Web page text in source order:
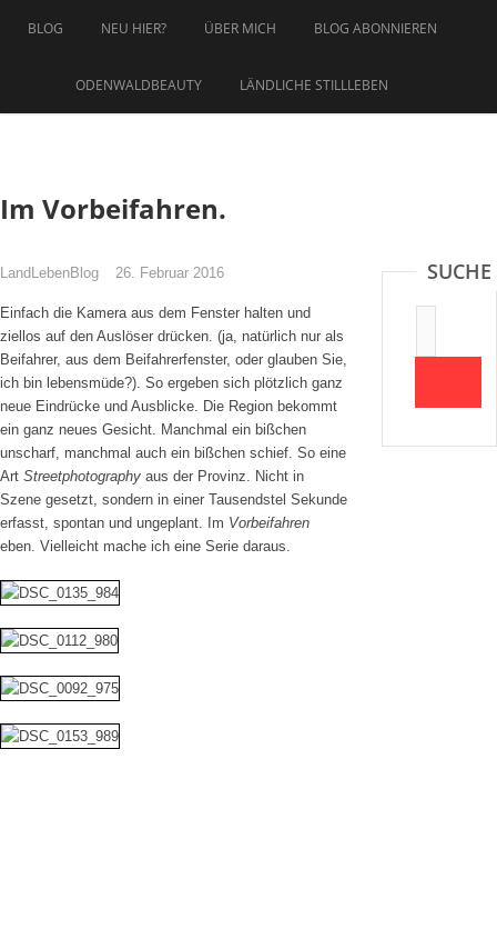
InhaltBLOG NEU HIER? ÜBER MICH BLOG ABONNIEREN
ODENWALDBEAUTY LÄNDLICHE STILLLEBEN
Im Vorbeifahren.
LandLebenBlog 26. Februar 2016
Einfach die Kamera aus dem Fenster halten und
ziellos auf den Auslöser drücken. (ja, natürlich nur als
Beifahrer, aus dem Beifahrerfenster, oder glauben Sie,
ich bin lebensmüde?). So ergeben sich plötzlich ganz
neue Eindrücke und Ausblicke. Die Region bekommt
ein ganz neues Gesicht. Manchmal ein bißchen
unscharf, manchmal auch ein bißchen schief. So eine
Art Streetphotography aus der Provinz. Nicht in
Szene gesetzt, sondern in einer Tausendstel Sekunde
erfasst, spontan und ungeplant. Im Vorbeifahren
eben. Vielleicht mache ich eine Serie daraus.
SUCHE